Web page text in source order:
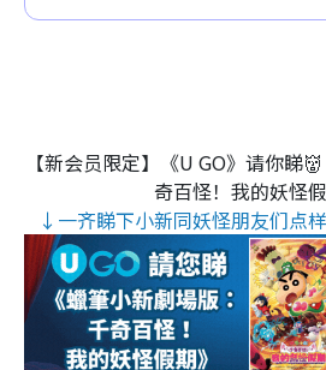
【新会员限定】《U GO》请你睇
奇百怪！我的妖怪假
↓一齐睇下小新同妖怪朋友们点